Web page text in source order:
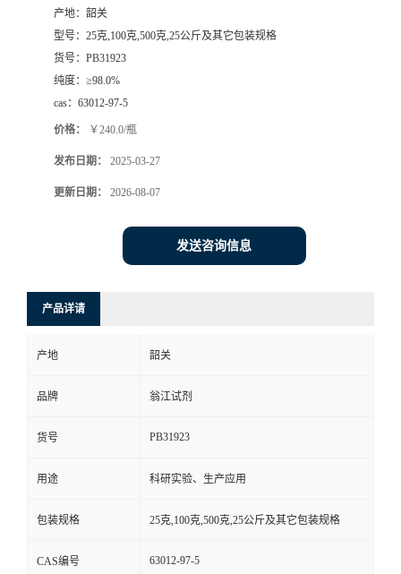
产地： 韶关
型号： 25克,100克,500克,25公斤及其它包装规格
货号： PB31923
纯度： ≥98.0%
cas： 63012-97-5
价格： ￥240.0/瓶
发布日期： 2025-03-27
更新日期： 2026-08-07
发送咨询信息
产品详请
产地 韶关
品牌 翁江试剂
货号 PB31923
用途 科研实验、生产应用
包装规格 25克,100克,500克,25公斤及其它包装规格
CAS编号 63012-97-5